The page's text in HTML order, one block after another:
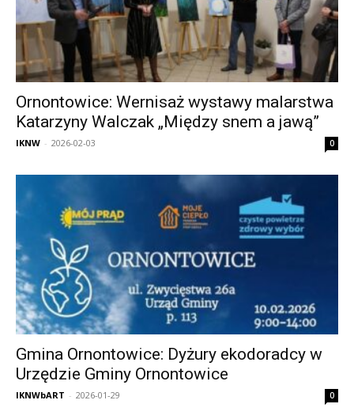
Ornontowice: Wernisaż wystawy malarstwa
Katarzyny Walczak „Między snem a jawą”
IKNW - 2026-02-03 0
Gmina Ornontowice: Dyżury ekodoradcy w
Urzędzie Gminy Ornontowice
IKNWbART - 2026-01-29 0